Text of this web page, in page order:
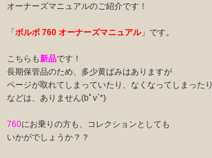
オーナーズマニュアルのご紹介です！
「 ボルボ 760 オーナーズマニュアル」です。
こちらも新品です！
長期保管品のため、多少黄ばみはありますが
ページが取れてしまっていたり、なくなってしまった
などは、ありません(bﾟv`*)
760にお乗りの方も、コレクションとしても
いかがでしょうか？？